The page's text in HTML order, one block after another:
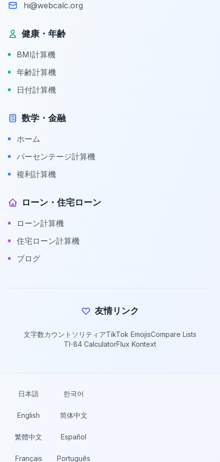
hi@webcalc.org
健康・年齢
BMI計算機
年齢計算機
日付計算機
数学・金融
ホーム
パーセンテージ計算機
複利計算機
ローン・住宅ローン
ローン計算機
住宅ローン計算機
ブログ
友情リンク
文字数カウント ソリティアTikTok EmojisCompare Lists
TI-84 CalculatorFlux Kontext
日本語 한국어
English 简体中文
繁體中文 Español
Français Português